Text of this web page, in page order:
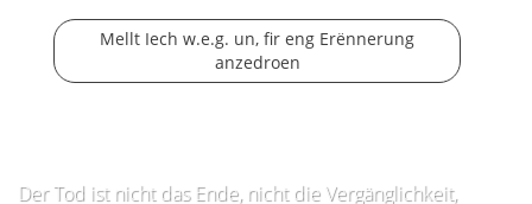
Mellt Iech w.e.g. un, fir eng Erënnerung
anzedroen
Der Tod ist nicht das Ende, nicht die Vergänglichkeit,